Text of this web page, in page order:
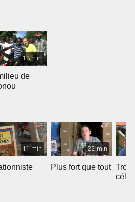
13 min
de
11 min 22 min
Plus fort que tout